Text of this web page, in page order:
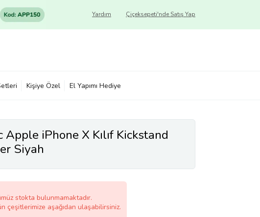
Çiçeksepeti'nde Satış Yap
Yardım
Kişiye Özel El Yapımı Hediye
Apple iPhone X Kılıf Kickstand
Siyah
stokta bulunmamaktadır.
çeşitlerimize aşağıdan ulaşabilirsiniz.